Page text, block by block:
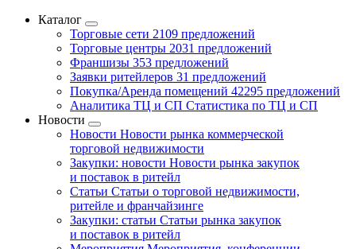
Каталог
Торговые сети 2109 предложений
Торговые центры 2031 предложений
Франшизы 353 предложений
Заявки ритейлеров 31 предложений
Покупка/Аренда помещений 42295 предложений
Аналитика ТЦ и СП Статистика по ТЦ и СП
Новости
Новости Новости рынка коммерческой
торговой недвижимости
Закупки: новости Новости рынка закупок
и поставок в ритейл
Статьи Статьи о торговой недвижимости,
ритейле и франчайзинге
Закупки: статьи Статьи рынка закупок
и поставок в ритейл